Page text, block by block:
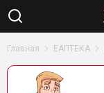
Главная ЕАПТЕКА